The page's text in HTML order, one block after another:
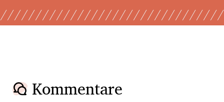
Kommentare